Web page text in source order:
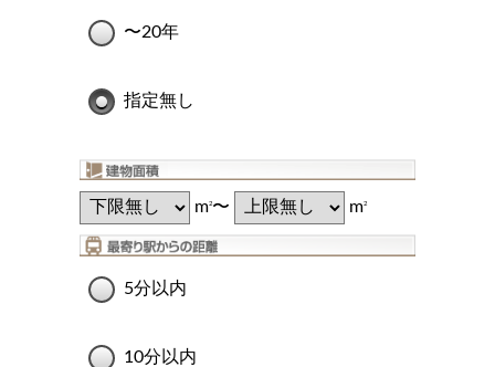
〜20年
指定無し
m2〜 m2
5分以内
10分以内